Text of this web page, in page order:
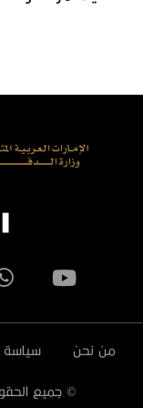
من نحن سياسة
© جميع